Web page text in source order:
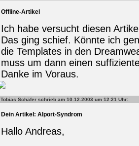
Offline-Artikel
Ich habe versucht diesen
Das ging schief. Könnte ich
die Templates in den
muss um dann einen
Danke im Voraus.
Tobias Schäfer schrieb am 10.12.2003 um 12:21 Uhr:
Dein Artikel: Alport-Syndrom
Hallo Andreas,